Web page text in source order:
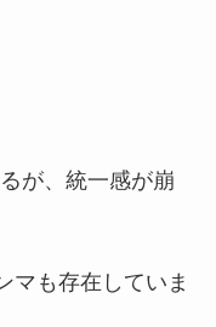
が、統一感が崩
マも存在していま